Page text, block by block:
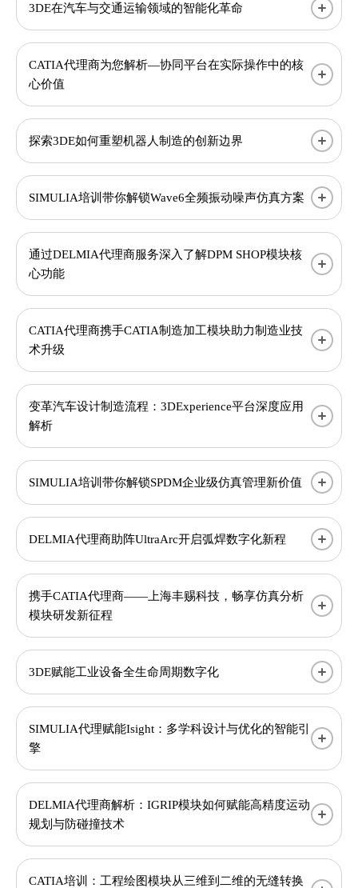
3DE在汽车与交通运输领域的智能化革命
CATIA代理商为您解析—协同平台在实际操作中的核
心价值
探索3DE如何重塑机器人制造的创新边界
SIMULIA培训带你解锁Wave6全频振动噪声仿真方案
通过DELMIA代理商服务深入了解DPM SHOP模块核
心功能
CATIA代理商携手CATIA制造加工模块助力制造业技
术升级
变革汽车设计制造流程：3DExperience平台深度应用
解析
SIMULIA培训带你解锁SPDM企业级仿真管理新价值
DELMIA代理商助阵UltraArc开启弧焊数字化新程
携手CATIA代理商——上海丰赐科技，畅享仿真分析
模块研发新征程
3DE赋能工业设备全生命周期数字化
SIMULIA代理赋能Isight：多学科设计与优化的智能引
擎
DELMIA代理商解析：IGRIP模块如何赋能高精度运动
规划与防碰撞技术
CATIA培训：工程绘图模块从三维到二维的无缝转换